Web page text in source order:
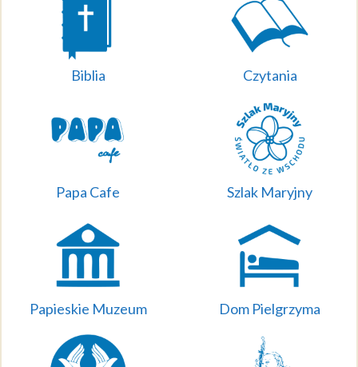
Biblia Czytania
Papa Cafe Szlak Maryjny
Papieskie Muzeum Dom Pielgrzyma